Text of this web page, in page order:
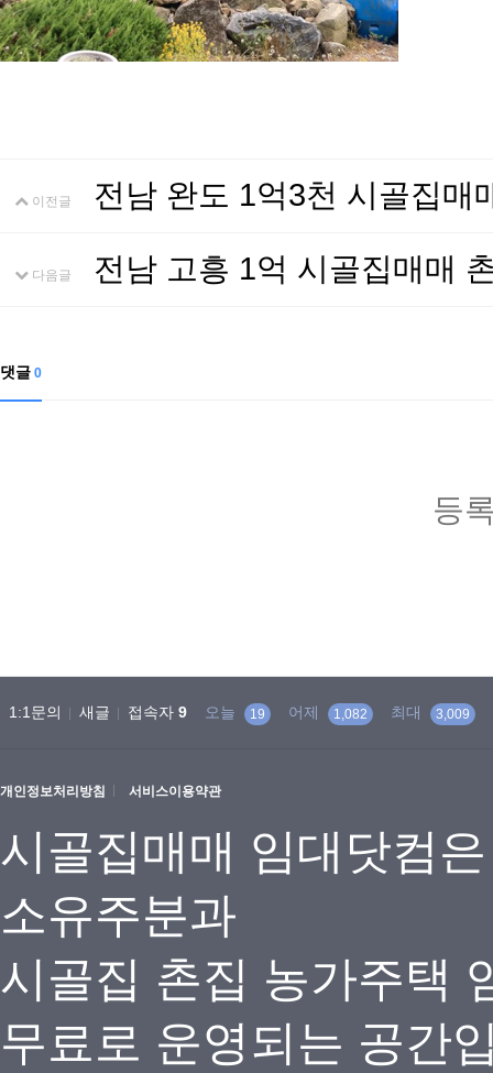
이전글 전남 완도 1억3천 시골집매
다음글 전남 고흥 1억 시골집매매
댓글 0
등
1:1문의 새글 접속자 9 오늘 19 어제 1,082 최대 3,009
개인정보처리방침 서비스이용약관
시골집매매 임대닷컴
소유주분과
시골집 촌집 농가주택
무료로 운영되는 공간